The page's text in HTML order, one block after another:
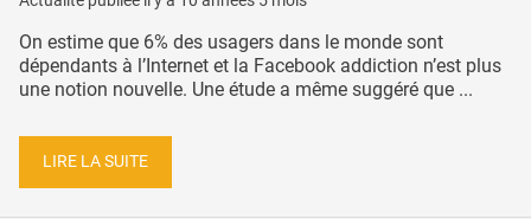
On estime que 6% des usagers dans le monde sont
dépendants à l’Internet et la Facebook addiction n’est plus
une notion nouvelle. Une étude a même suggéré que ...
LIRE LA SUITE